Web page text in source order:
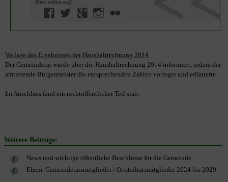
Vorlage des Ergebnisses der Haushaltrechnung 2014
Der Gemeinderat wurde über die Haushaltrechnung 2014 informiert, indem der
amtierende Bürgermeister die entsprechenden Zahlen vorlegte und erläuterte.
Im Anschluss fand ein nichtöffentlicher Teil statt.
Weitere Beiträge:
News und wichtige öffentliche Beschlüsse für die Gemeinde
Ehem. Gemeinderatsmitglieder / Ortsteilratsmitglieder 2024 bis 2029